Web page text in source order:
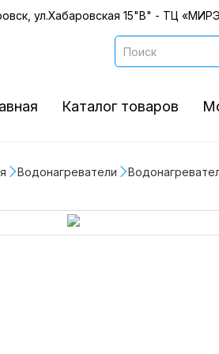
ул.Хабаровская 15"В" - ТЦ
Каталог товаров
Водонагреватели